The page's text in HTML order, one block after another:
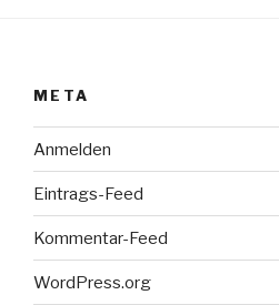
META
Anmelden
Eintrags-Feed
Kommentar-Feed
WordPress.org